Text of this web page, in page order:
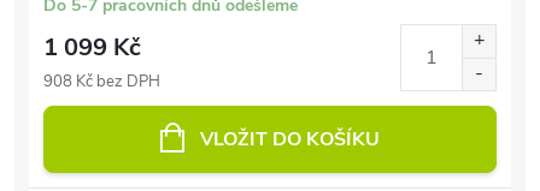
Do 5-7 pracovních dnů odešleme
1 099 Kč
908 Kč bez DPH
VLOŽIT DO KOŠÍKU